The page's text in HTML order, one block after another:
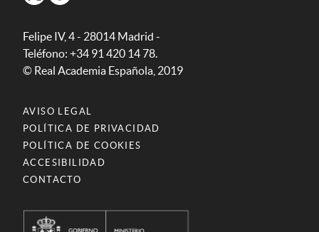
Felipe IV, 4 - 28014 Madrid -
Teléfono: +34 91 420 14 78.
© Real Academia Española, 2019
AVISO LEGAL
POLÍTICA DE PRIVACIDAD
POLÍTICA DE COOKIES
ACCESIBILIDAD
CONTACTO